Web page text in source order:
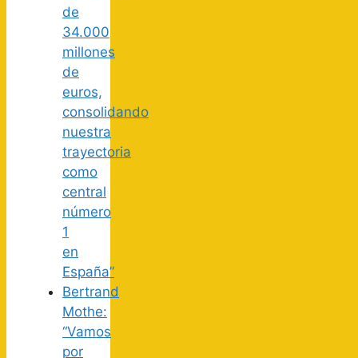
de
34.000
millones
de
euros,
consolidando
nuestra
trayectoria
como
central
número
1
en
España”
Bertrand
Mothe:
“Vamos
por